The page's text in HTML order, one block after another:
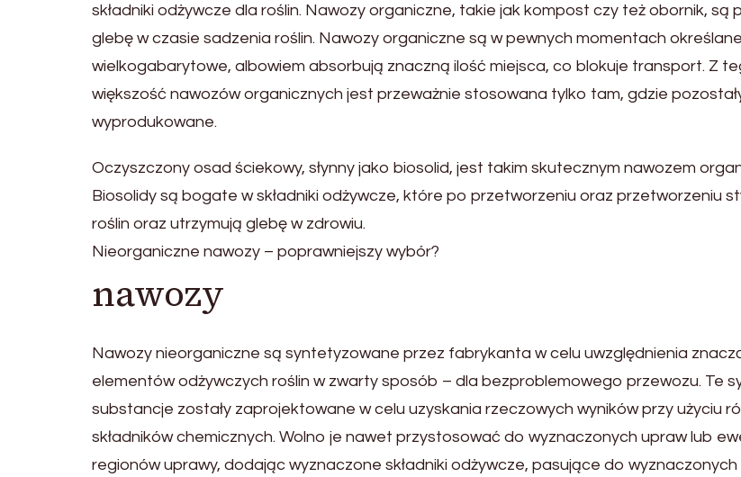
składniki odżywcze dla roślin. Nawozy organiczne, takie jak kompost czy też obornik, są
glebę w czasie sadzenia roślin. Nawozy organiczne są w pewnych momentach
wielkogabarytowe, albowiem absorbują znaczną ilość miejsca, co blokuje transport. Z
większość nawozów organicznych jest przeważnie stosowana tylko tam, gdzie
wyprodukowane.
Oczyszczony osad ściekowy, słynny jako biosolid, jest takim skutecznym nawozem
Biosolidy są bogate w składniki odżywcze, które po przetworzeniu oraz przetworzeniu
roślin oraz utrzymują glebę w zdrowiu.
Nieorganiczne nawozy – poprawniejszy wybór?
nawozy
Nawozy nieorganiczne są syntetyzowane przez fabrykanta w celu uwzględnienia
elementów odżywczych roślin w zwarty sposób – dla bezproblemowego przewozu. Te
substancje zostały zaprojektowane w celu uzyskania rzeczowych wyników przy użyciu
składników chemicznych. Wolno je nawet przystosować do wyznaczonych upraw lub
regionów uprawy, dodając wyznaczone składniki odżywcze, pasujące do